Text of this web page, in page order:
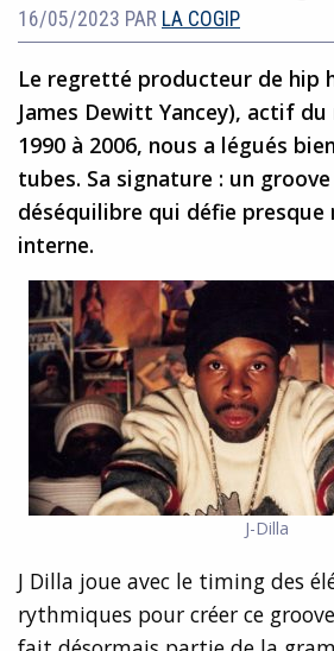
16/05/2023 PAR LA COGIP
Le regretté producteur de hip
James Dewitt Yancey), actif
1990 à 2006, nous a légués
tubes. Sa signature : un
déséquilibre qui défie presque
interne.
J-Dilla
J Dilla joue avec le timing des
rythmiques pour créer ce